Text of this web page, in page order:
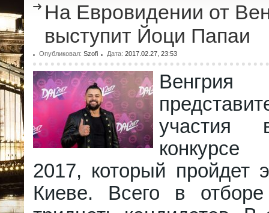
На Евровидении от
выступит Йоци Папаи
Опубликовал: Szofi Дата: 2017.02.27, 23:53
участия
конкурсе
2017, который пройдет
Киеве. Всего в отборе